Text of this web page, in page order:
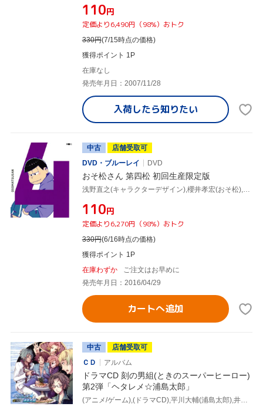
¥110円
定価より6,490円（98%）おトク
330円(7/15時点の価格)
獲得ポイント 1P
在庫なし
発売年月日：2007/11/28
入荷したら知りたい
中古
店舗受取可
DVD・ブルーレイ
DVD
おそ松さん 第四松 初回生産限定版
浅野直之(キャラクターデザイン),櫻井孝宏(おそ松),中村悠一(カラ松),神谷浩史(チョロ松),橋本由香利(音楽)
¥110円
定価より6,270円（98%）おトク
330円(6/16時点の価格)
獲得ポイント 1P
在庫わずか
ご注文はお早めに
発売年月日：2016/04/29
カートへ追加
中古
店舗受取可
ＣＤ
アルバム
ドラマCD 刻の男組(ときのスーパーヒーロー)
第2弾「ヘタレメ☆浦島太郎」
(アニメ/ゲーム),(ドラマCD),平川大輔(浦島太郎),井上和彦(乙姫),諏訪部順一(亀),中村悠一(鯛),宮田幸季(ヒラメ),保志総一朗(エビ)